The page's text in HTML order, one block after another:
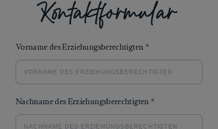
Kontaktformular
Vorname des Erziehungsberechtigten *
Nachname des Erziehungsberechtigten *